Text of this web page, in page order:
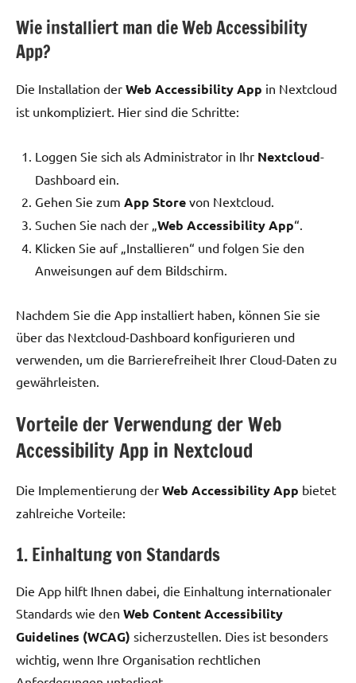
Wie installiert man die Web Accessibility
App?
Die Installation der Web Accessibility App in Nextcloud
ist unkompliziert. Hier sind die Schritte:
Loggen Sie sich als Administrator in Ihr Nextcloud-
Dashboard ein.
Gehen Sie zum App Store von Nextcloud.
Suchen Sie nach der „ Web Accessibility App“.
Klicken Sie auf „Installieren“ und folgen Sie den
Anweisungen auf dem Bildschirm.
Nachdem Sie die App installiert haben, können Sie sie
über das Nextcloud-Dashboard konfigurieren und
verwenden, um die Barrierefreiheit Ihrer Cloud-Daten zu
gewährleisten.
Vorteile der Verwendung der Web
Accessibility App in Nextcloud
Die Implementierung der Web Accessibility App bietet
zahlreiche Vorteile:
1. Einhaltung von Standards
Die App hilft Ihnen dabei, die Einhaltung internationaler
Standards wie den Web Content Accessibility
Guidelines (WCAG) sicherzustellen. Dies ist besonders
wichtig, wenn Ihre Organisation rechtlichen